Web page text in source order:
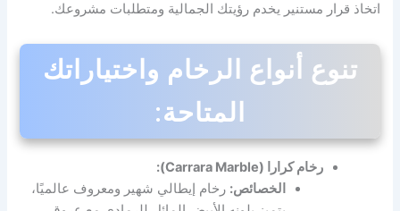
اتخاذ قرار مستنير يخدم رؤيتك الجمالية ومتطلبات مشروعك.
تنوع أنواع الرخام واختياراتك
المتاحة:
رخام كرارا (Carrara Marble):
الخصائص: رخام إيطالي شهير ومعروف عالميًا،